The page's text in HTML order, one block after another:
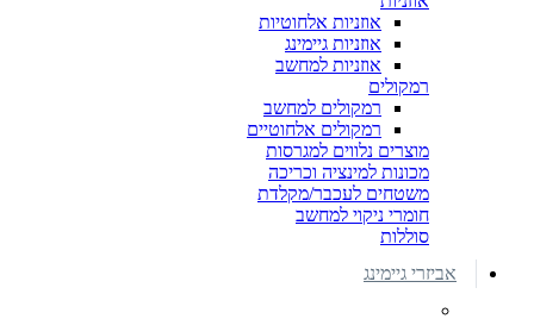
אוזניות אלחוטיות
אוזניות גיימינג
אוזניות למחשב
רמקולים
רמקולים למחשב
רמקולים אלחוטיים
מוצרים נלווים למגרסות
מכונות למינציה וכריכה
משטחים לעכבר/מקלדת
חומרי ניקוי למחשב
סוללות
אביזרי גיימינג